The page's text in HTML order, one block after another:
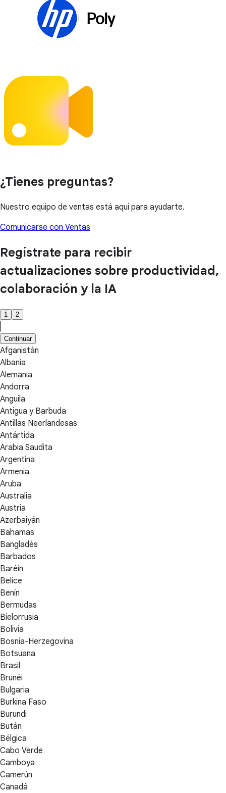
¿Tienes preguntas?
Nuestro equipo de ventas está aquí para ayudarte.
Comunicarse con Ventas
Regístrate para recibir
actualizaciones sobre productividad,
colaboración y la IA
1 2
Continuar
Afganistán
Albania
Alemania
Andorra
Anguila
Antigua y Barbuda
Antillas Neerlandesas
Antártida
Arabia Saudita
Argentina
Armenia
Aruba
Australia
Austria
Azerbaiyán
Bahamas
Bangladés
Barbados
Baréin
Belice
Benín
Bermudas
Bielorrusia
Bolivia
Bosnia-Herzegovina
Botsuana
Brasil
Brunéi
Bulgaria
Burkina Faso
Burundi
Bután
Bélgica
Cabo Verde
Camboya
Camerún
Canadá